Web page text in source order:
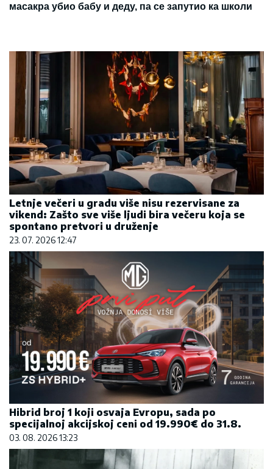
масакра убио бабу и деду, па се запутио ка школи
Letnje večeri u gradu više nisu rezervisane za
vikend: Zašto sve više ljudi bira večeru koja se
spontano pretvori u druženje
23. 07. 2026 12:47
Hibrid broj 1 koji osvaja Evropu, sada po
specijalnoj akcijskoj ceni od 19.990€ do 31.8.
03. 08. 2026 13:23